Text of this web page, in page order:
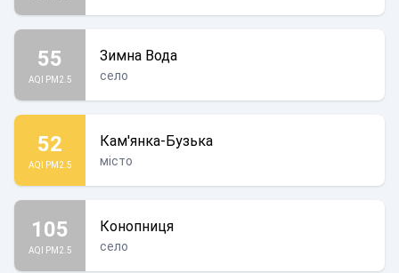
55
AQI PM2.5
Зимна Вода
село
52
AQI PM2.5
Кам'янка-Бузька
місто
105
AQI PM2.5
Конопниця
село